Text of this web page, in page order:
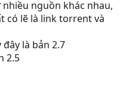
nguồn khác nhau,
có lẽ là link torrent và
đây là bản 2.7
2.5